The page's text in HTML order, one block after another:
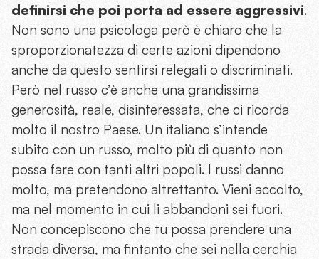
definirsi che poi porta ad essere aggressivi.
Non sono una psicologa però è chiaro che la
sproporzionatezza di certe azioni dipendono
anche da questo sentirsi relegati o discriminati.
Però nel russo c’è anche una grandissima
generosità, reale, disinteressata, che ci ricorda
molto il nostro Paese. Un italiano s’intende
subito con un russo, molto più di quanto non
possa fare con tanti altri popoli. I russi danno
molto, ma pretendono altrettanto. Vieni accolto,
ma nel momento in cui li abbandoni sei fuori.
Non concepiscono che tu possa prendere una
strada diversa, ma fintanto che sei nella cerchia